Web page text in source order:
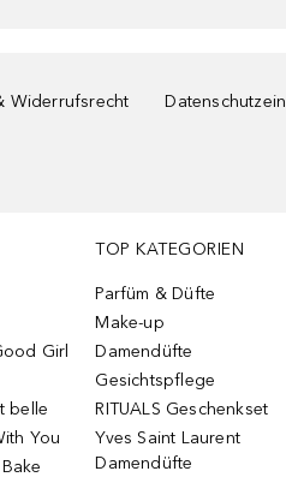
Widerrufsrecht
Girl
belle
You
TOP KATEGORIEN
Parfüm & Düfte
Make-up
Damendüfte
Gesichtspflege
RITUALS Geschenkset
Yves Saint Laurent
Damendüfte